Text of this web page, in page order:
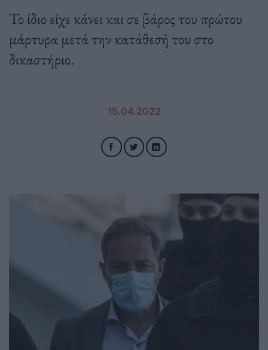
Το ίδιο είχε κάνει και σε βάρος του πρώτου
μάρτυρα μετά την κατάθεσή του στο
δικαστήριο.
15.04.2022